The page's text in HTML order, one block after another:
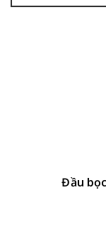
Đầu